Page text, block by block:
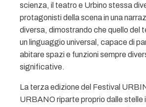
scienza, il teatro e Urbino stessa
protagonisti della scena in una
diversa, dimostrando che quello del
un linguaggio universal, capace di
abitare spazi e funzioni sempre
significative.
La terza edizione del Festival
URBANO riparte proprio dalle stelle